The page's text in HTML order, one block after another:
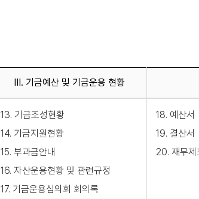
III. 기금예산 및 기금운용 현황
13. 기금조성현황
14. 기금지원현황
15. 부과금안내
16. 자산운용현황 및 관련규정
17. 기금운용심의회 회의록
18. 예산서
19. 결산서
20. 재무제